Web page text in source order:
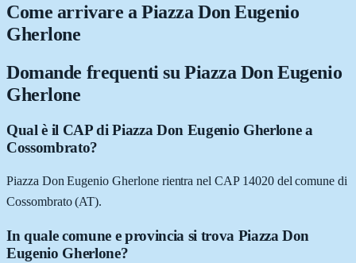
Come arrivare aPiazza Don Eugenio
Gherlone
Domande frequenti su Piazza Don Eugenio
Gherlone
Qual è il CAP di Piazza Don Eugenio Gherlone a
Cossombrato?
Piazza Don Eugenio Gherlone rientra nel CAP 14020 del comune di
Cossombrato (AT).
In quale comune e provincia si trova Piazza Don
Eugenio Gherlone?